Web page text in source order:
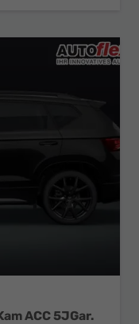
ACC 5JGar.